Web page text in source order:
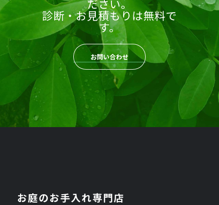
ださい。
診断・お見積もりは無料で
す。
お問い合わせ
お庭のお手入れ専門店